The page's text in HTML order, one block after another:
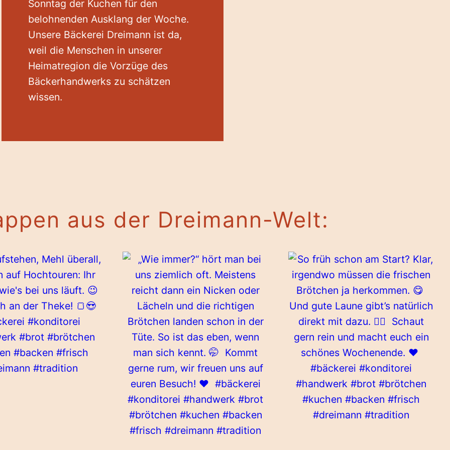
Sonntag der Kuchen für den
belohnenden Ausklang der Woche.
Unsere Bäckerei Dreimann ist da,
weil die Menschen in unserer
Heimatregion die Vorzüge des
Bäckerhandwerks zu schätzen
wissen.
aus der Dreimann-Welt: